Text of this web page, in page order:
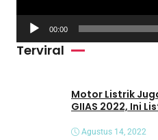
d
00:00
Terviral
Motor Listrik
GIIAS 2022, Ini
Agustus 14, 2022